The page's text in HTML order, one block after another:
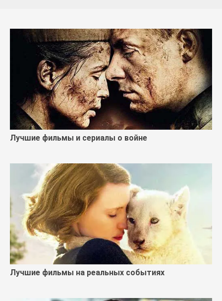
Лучшие фильмы и сериалы о войне
Лучшие фильмы на реальных событиях